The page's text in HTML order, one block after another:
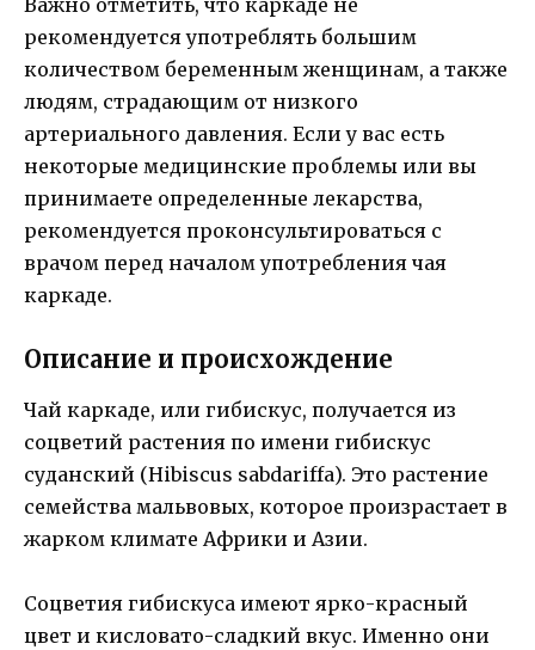
рекомендуется употреблять большим
количеством беременным женщинам, а также
людям, страдающим от низкого
артериального давления. Если у вас есть
некоторые медицинские проблемы или вы
принимаете определенные лекарства,
рекомендуется проконсультироваться с
врачом перед началом употребления чая
каркаде.
Описание и происхождение
Чай каркаде, или гибискус, получается из
соцветий растения по имени гибискус
суданский (Hibiscus sabdariffa). Это растение
семейства мальвовых, которое произрастает в
жарком климате Африки и Азии.
Соцветия гибискуса имеют ярко-красный
цвет и кисловато-сладкий вкус. Именно они